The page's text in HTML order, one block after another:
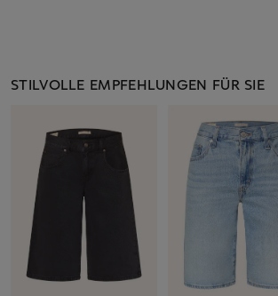
STILVOLLE EMPFEHLUNGEN FÜR SIE